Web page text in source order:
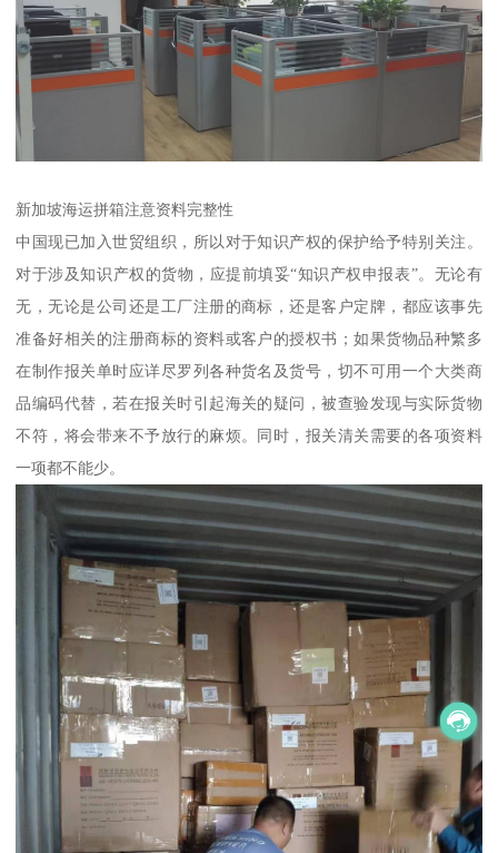
新加坡海运拼箱注意资料完整性
中国现已加入世贸组织，所以对于知识产权的保护给予特别关注。
对于涉及知识产权的货物，应提前填妥“知识产权申报表”。无论有
无，无论是公司还是工厂注册的商标，还是客户定牌，都应该事先
准备好相关的注册商标的资料或客户的授权书；如果货物品种繁多
在制作报关单时应详尽罗列各种货名及货号，切不可用一个大类商
品编码代替，若在报关时引起海关的疑问，被查验发现与实际货物
不符，将会带来不予放行的麻烦。同时，报关清关需要的各项资料
一项都不能少。